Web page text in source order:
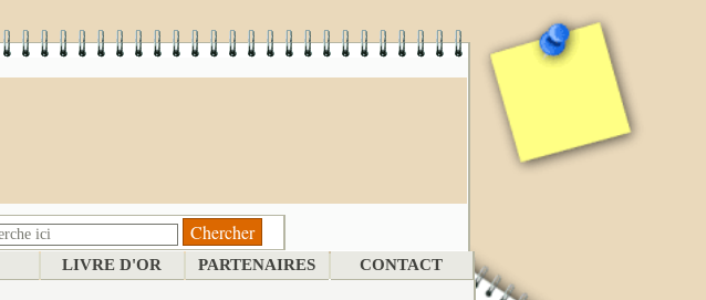
LIVRE D'OR PARTENAIRES CONTACT